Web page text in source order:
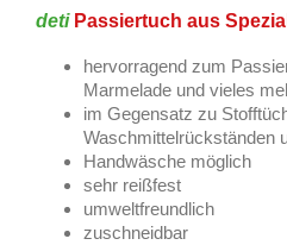
deti Passiertuch aus
hervorragend zum
Marmelade und vieles
im Gegensatz zu
Waschmittelrückständen
Handwäsche möglich
sehr reißfest
umweltfreundlich
zuschneidbar